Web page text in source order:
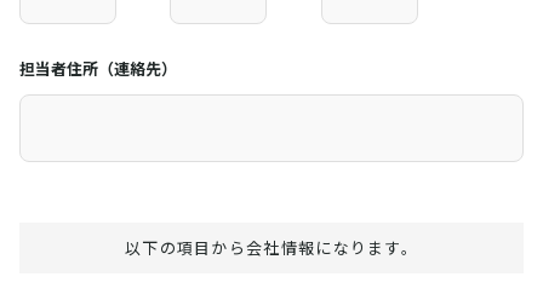
担当者住所（連絡先）
以下の項目から会社情報になります。